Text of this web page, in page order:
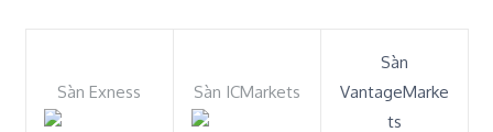
Sàn Exness Sàn ICMarkets
Sàn
VantageMarke
ts